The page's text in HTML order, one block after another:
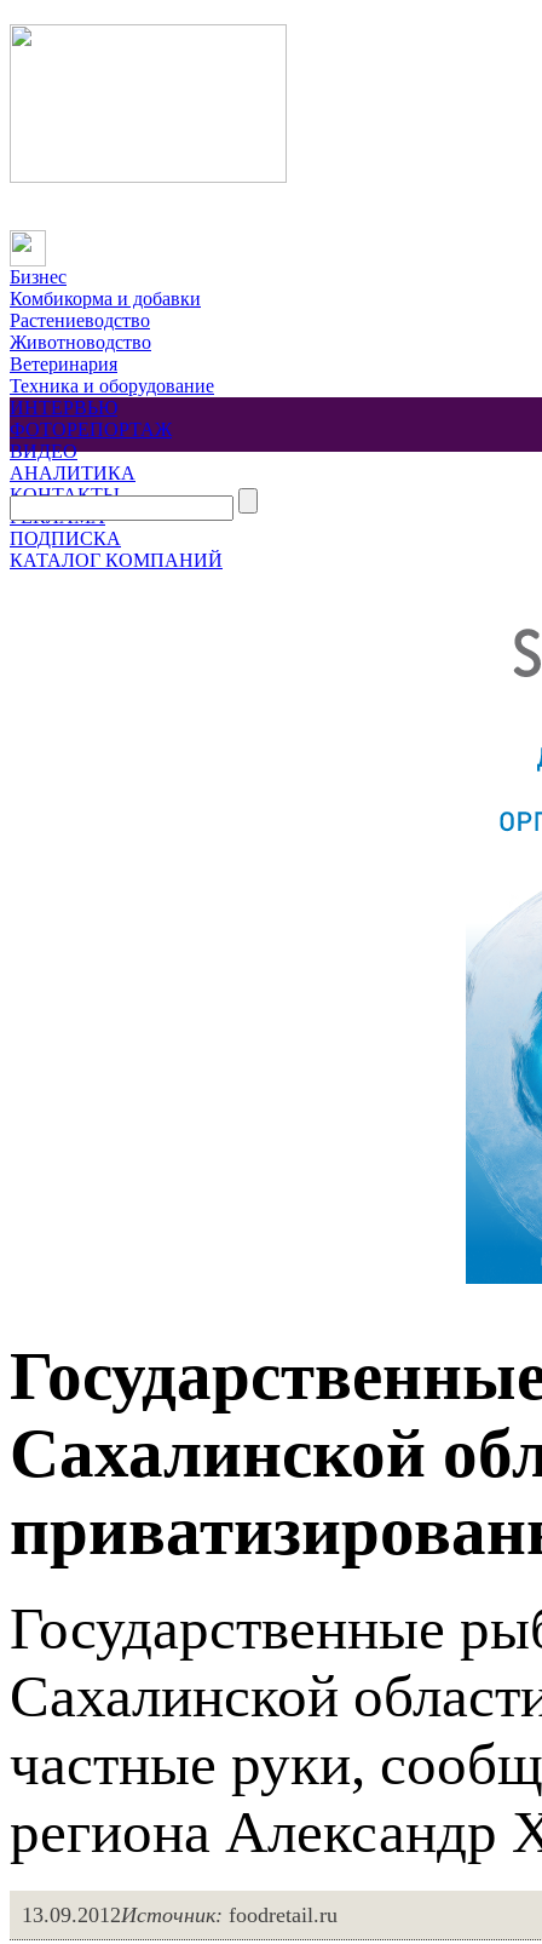
Бизнес
Комбикорма и добавки
Растениеводство
Животноводство
Ветеринария
Техника и оборудование
ИНТЕРВЬЮ
ФОТОРЕПОРТАЖ
ВИДЕО
АНАЛИТИКА
КОНТАКТЫ
РЕКЛАМА
ПОДПИСКА
КАТАЛОГ КОМПАНИЙ
Сахалинской
Государственные
Сахалинской
частные руки,
региона Александр
13.09.2012Источник: foodretail.ru